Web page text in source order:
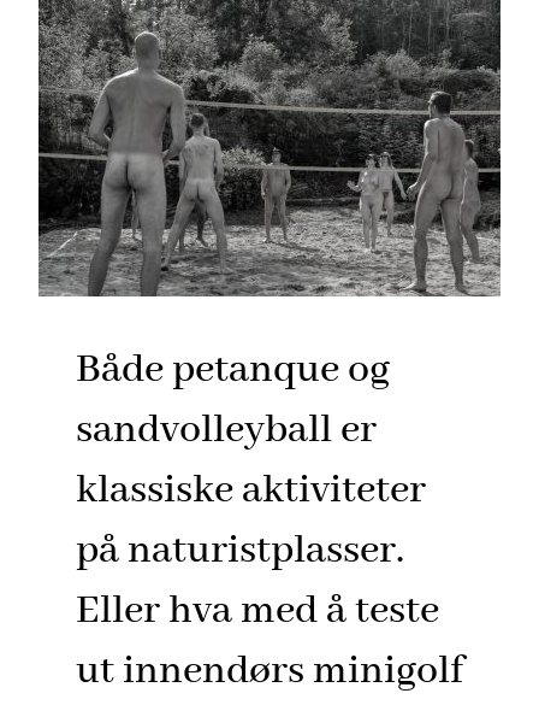
Både petanque og
sandvolleyball er
klassiske aktiviteter
på naturistplasser.
Eller hva med å teste
ut innendørs minigolf